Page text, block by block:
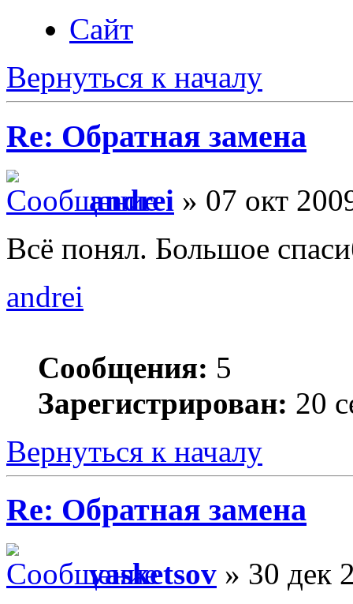
Сайт
Вернуться к началу
Re: Обратная замена
andrei » 07 окт
Всё понял. Большое
andrei
Сообщения: 5
Зарегистрирован: 20
Вернуться к началу
Re: Обратная замена
vasketsov » 30 дек